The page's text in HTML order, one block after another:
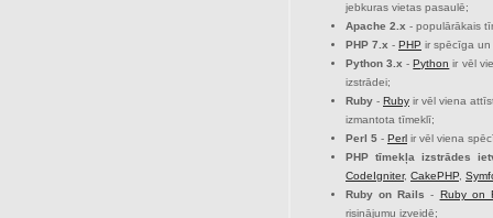
jebkuras vietas pasaulē;
Apache 2.x - populārākais
PHP 7.x - PHP ir spēcīga
Python 3.x -Python ir vēl
izstrādei;
Ruby - Ruby ir vēl viena
izmantota tīmeklī;
Perl 5 - Perl ir vēl viena
PHP tīmekļa izstrādes
CodeIgniter, CakePHP
Ruby on Rails - Ruby on
risinājumu izveidē;